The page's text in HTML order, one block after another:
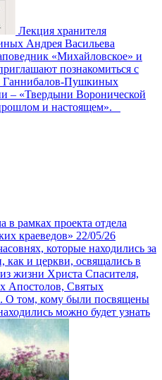
Лекция хранителя
Андрея Васильева
«Михайловское» и
познакомиться с
Ганнибалов-Пушкиных
– «Твердыни Воронической
и настоящем».
в рамках проекта отдела
краеведов» 22/05/26
которые находились за
как и церкви, освящались в
жизни Христа Спасителя,
Апостолов, Святых
О том, кому были посвящены
можно будет узнать